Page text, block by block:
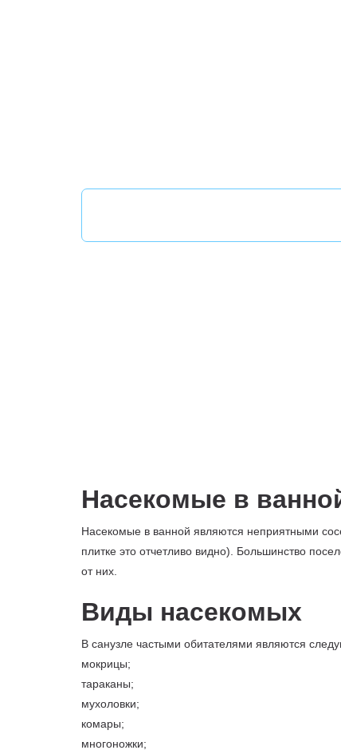
Насекомые в
Насекомые в ванной являются неприятными
плитке это отчетливо видно). Большинство
от них.
Виды насекомых
В санузле частыми обитателями являются
мокрицы;
тараканы;
мухоловки;
комары;
многоножки;